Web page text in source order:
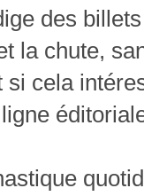
des
la chute,
si cela